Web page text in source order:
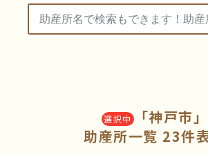
選択中 「神戸市」
助産所一覧 23件